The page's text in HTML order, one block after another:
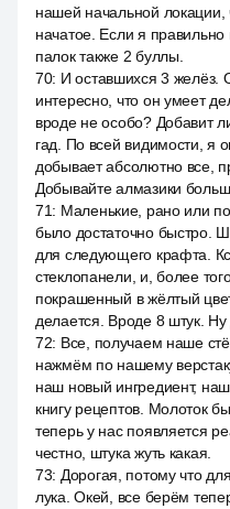
нашей начальной локации,
начатое. Если я
палок также 2 буллы.
70: И оставшихся 3 желёз.
интересно, что он умеет
вроде не особо? Добавит
гад. По всей видимости, я
добывает абсолютно все,
Добывайте алмазики
71: Маленькие, рано или
было достаточно быстро.
для следующего крафта.
стеклопанели, и, более
покрашенный в жёлтый
делается. Вроде 8 штук. Ну
72: Все, получаем наше
нажмём по нашему
наш новый ингредиент,
книгу рецептов. Молоток
теперь у нас появляется
честно, штука жуть какая.
73: Дорогая, потому что
лука. Окей, все берём